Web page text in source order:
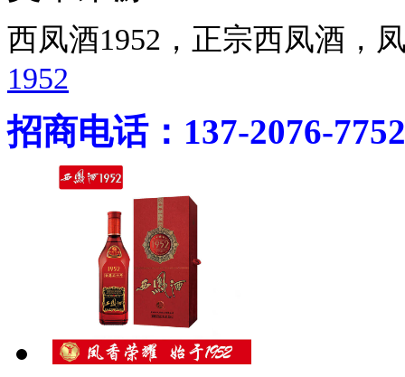
西凤酒1952，正宗西凤酒
1952
招商电话：137-2076-7752